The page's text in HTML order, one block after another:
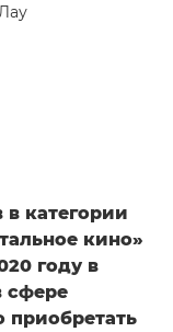
в категории
кино»
году в
сфере
приобретать